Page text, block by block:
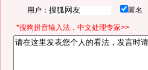
用户： 匿名
*搜狗拼音输入法，中文处理专家>>